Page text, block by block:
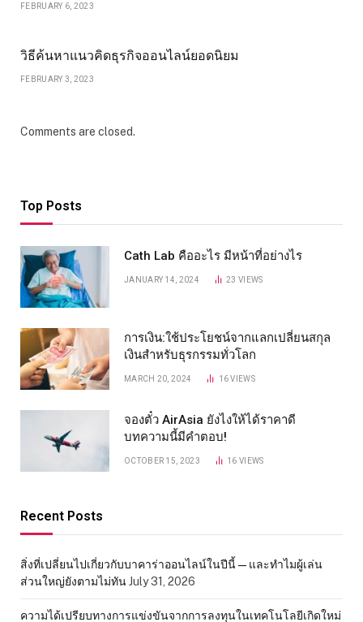
FEBRUARY 6, 2023
วิธีค้นหาแนวคิดธุรกิจออนไลน์ยอดนิยม
FEBRUARY 3, 2023
Comments are closed.
Top Posts
Cath Lab คืออะไร มีหน้าที่อย่างไร
JANUARY 14, 2024 23VIEWS
การเงิน:ใช้ประโยชน์จากแลกเปลี่ยนสกุล
เงินสำหรับธุรกรรมทั่วโลก
MARCH 20, 2024 16VIEWS
จองตั๋ว AirAsia ยังไงให้ได้ราคาดี
บทความนี้มีคำตอบ!
OCTOBER 15, 2023 16VIEWS
Recent Posts
สิ่งที่เปลี่ยนไปเกี่ยวกับบาคาร่าออนไลน์ในปีนี้ — และทำไมผู้เล่น
ส่วนใหญ่ยังตามไม่ทันJuly 31, 2026
ความได้เปรียบทางการแข่งขันจากการลงทุนในเทคโนโลยีเกิดใหม่